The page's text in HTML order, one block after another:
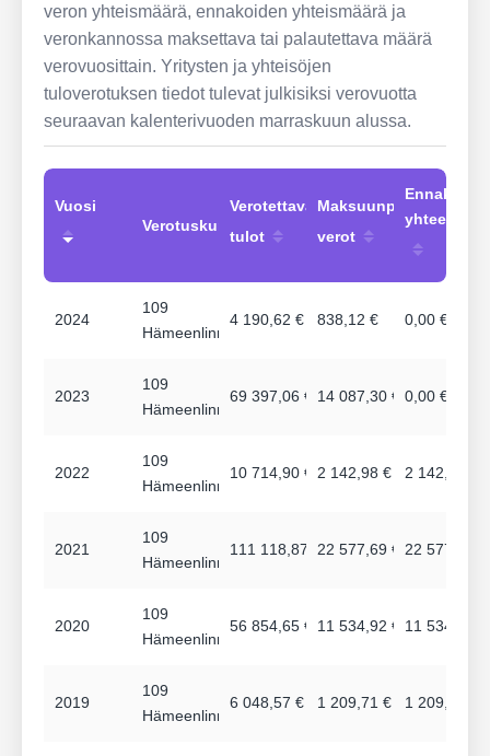
veron yhteismäärä, ennakoiden yhteismäärä ja
veronkannossa maksettava tai palautettava määrä
verovuosittain. Yritysten ja yhteisöjen
tuloverotuksen tiedot tulevat julkisiksi verovuotta
seuraavan kalenterivuoden marraskuun alussa.
Vuosi
Verotuskunta
Verotettavat
tulot
Maksuunpannut
verot
Ennakot
yhteensä
2024
109
Hämeenlinna
4 190,62 € 838,12 € 0,00 €
2023
109
Hämeenlinna
69 397,06 € 14 087,30 € 0,00 €
2022
109
Hämeenlinna
10 714,90 € 2 142,98 € 2 142,98 €
2021
109
Hämeenlinna
111 118,87 €22 577,69 € 22 577,69 €
2020
109
Hämeenlinna
56 854,65 € 11 534,92 € 11 534,92 €
2019
109
Hämeenlinna
6 048,57 € 1 209,71 € 1 209,71 €